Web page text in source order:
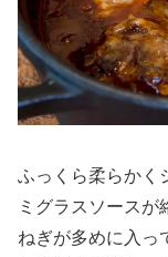
ふっくら柔らかく
ミグラスソースが
ねぎが多めに入っ